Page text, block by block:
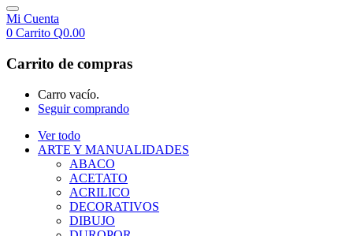
Mi Cuenta
0 Carrito Q0.00
Carrito de compras
Carro vacío.
Seguir comprando
Ver todo
ARTE Y MANUALIDADES
ABACO
ACETATO
ACRILICO
DECORATIVOS
DIBUJO